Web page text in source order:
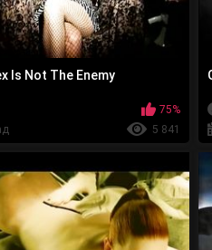
Is Not The Enemy
75%
5 841